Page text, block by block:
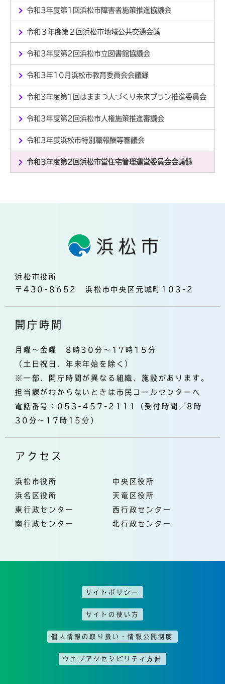
令和3年度第1回浜松市障害者施策推進協議会
令和３年度第２回浜松市地域公共交通会議
令和3年度第2回浜松市立図書館協議会
令和3年10月浜松市教育委員会会議録
令和3年度第1回はままつ人づくり未来プラン推進委員会
令和3年度第2回浜松市人権施策推進審議会
令和3年度浜松市特別職報酬等審議会
令和3年度第2回浜松市営住宅管理運営委員会会議録
浜松市役所
〒430-8652 浜松市中央区元城町103-2
開庁時間
月曜～金曜 8時30分～17時15分
（土日祝日、年末年始を除く）
※一部、開庁時間が異なる組織、施設があります。
担当課がわからないときは市民コールセンターへ
電話番号：053-457-2111（受付時間／8時
30分～17時15分）
アクセス
浜松市役所
中央区役所
浜名区役所
天竜区役所
東行政センター
西行政センター
南行政センター
北行政センター
サイトポリシー
サイトの使い方
個人情報の取り扱い・情報公開制度
ウェブアクセシビリティ方針